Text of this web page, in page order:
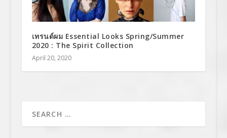
เทรนด์ผม Essential Looks Spring/Summer
2020 : The Spirit Collection
April 20, 2020